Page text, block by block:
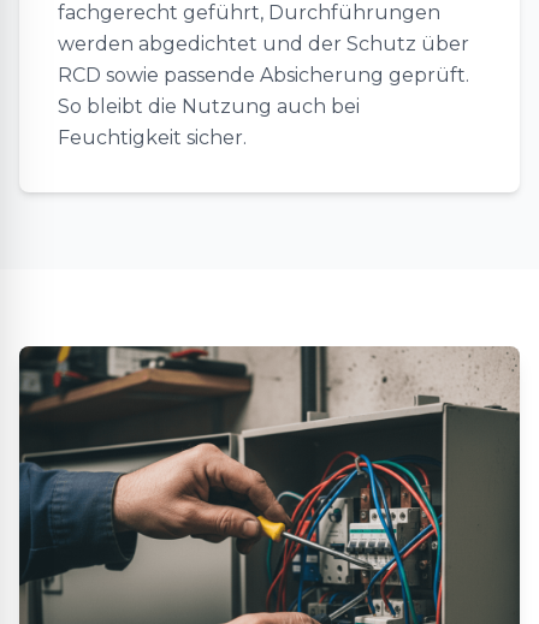
fachgerecht geführt, Durchführungen
werden abgedichtet und der Schutz über
RCD sowie passende Absicherung geprüft.
So bleibt die Nutzung auch bei
Feuchtigkeit sicher.